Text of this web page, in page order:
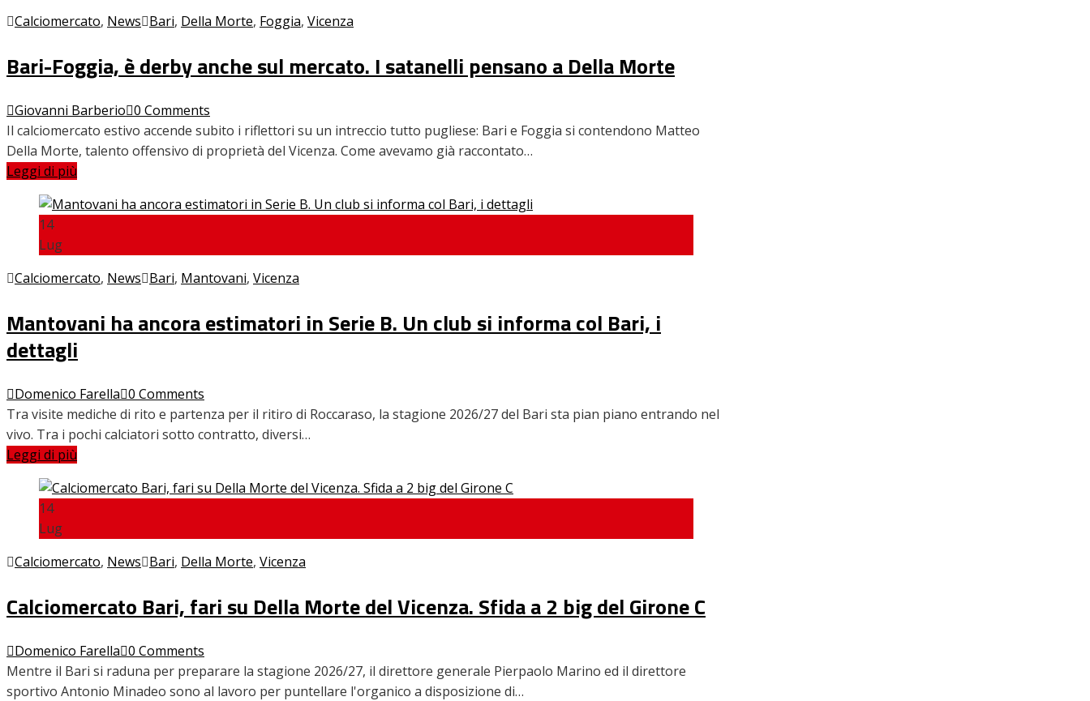
INTERVISTE
FOCUS
CALCIOMERCATO
SERIE B
VIDEO
Home
News
Amarcord
Ex
Giovanili
Interviste
Calciomercato
Video
Calciomercato, News Bari, Della Morte, Foggia, Vicenza
Bari-Foggia, è derby anche sul mercato. I satanelli pensano a Della Morte
Giovanni Barberio 0 Comments
Il calciomercato estivo accende subito i riflettori su un intreccio tutto pugliese: Bari e Foggia si contendono Matteo
Della Morte, talento offensivo di proprietà del Vicenza. Come avevamo già raccontato…
Leggi di più
14
Lug
Calciomercato, News Bari, Mantovani, Vicenza
Mantovani ha ancora estimatori in Serie B. Un club si informa col Bari, i
dettagli
Domenico Farella 0 Comments
Tra visite mediche di rito e partenza per il ritiro di Roccaraso, la stagione 2026/27 del Bari sta pian piano entrando nel
vivo. Tra i pochi calciatori sotto contratto, diversi…
Leggi di più
14
Lug
Calciomercato, News Bari, Della Morte, Vicenza
Calciomercato Bari, fari su Della Morte del Vicenza. Sfida a 2 big del Girone C
Domenico Farella 0 Comments
Mentre il Bari si raduna per preparare la stagione 2026/27, il direttore generale Pierpaolo Marino ed il direttore
sportivo Antonio Minadeo sono al lavoro per puntellare l'organico a disposizione di…